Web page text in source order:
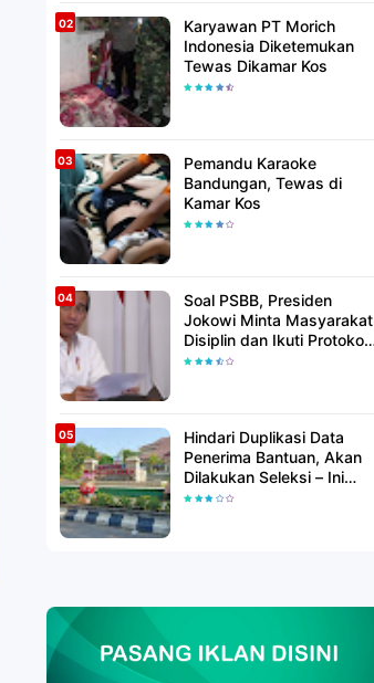
Karyawan PT Morich
Indonesia Diketemukan
Tewas Dikamar Kos
Pemandu Karaoke
Bandungan, Tewas di
Kamar Kos
Soal PSBB, Presiden
Jokowi Minta Masyarakat
Disiplin dan Ikuti Protokol
Kesehatan
Hindari Duplikasi Data
Penerima Bantuan, Akan
Dilakukan Seleksi – Ini
Penjelasanya